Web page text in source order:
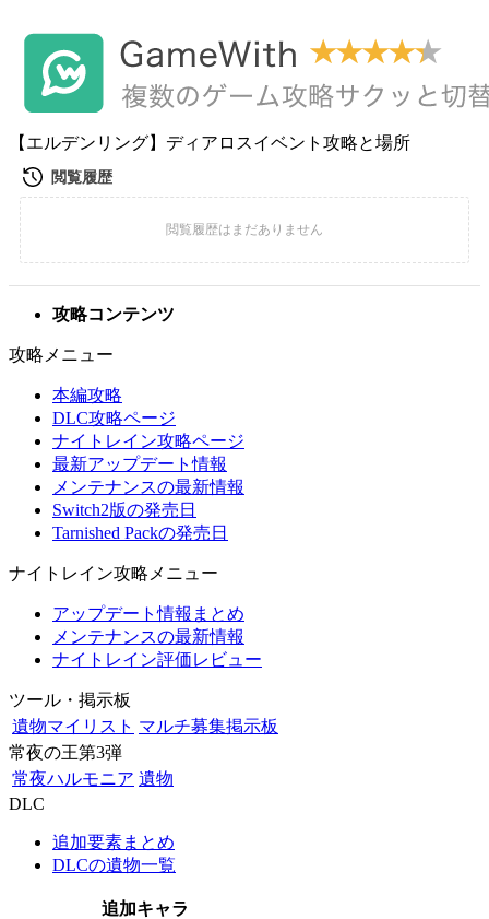
【エルデンリング】ディアロスイベント攻略と場所
攻略コンテンツ
攻略メニュー
本編攻略
DLC攻略ページ
ナイトレイン攻略ページ
最新アップデート情報
メンテナンスの最新情報
Switch2版の発売日
Tarnished Packの発売日
ナイトレイン攻略メニュー
アップデート情報まとめ
メンテナンスの最新情報
ナイトレイン評価レビュー
ツール・掲示板
遺物マイリスト マルチ募集掲示板
常夜の王第3弾
常夜ハルモニア 遺物
DLC
追加要素まとめ
DLCの遺物一覧
追加キャラ